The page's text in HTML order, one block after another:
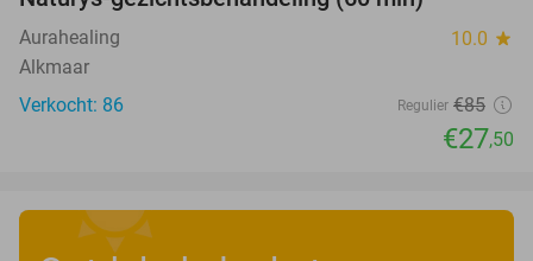
Aurahealing 10.0 star
Alkmaar
Verkocht: 86
Regulier €85
€27,50